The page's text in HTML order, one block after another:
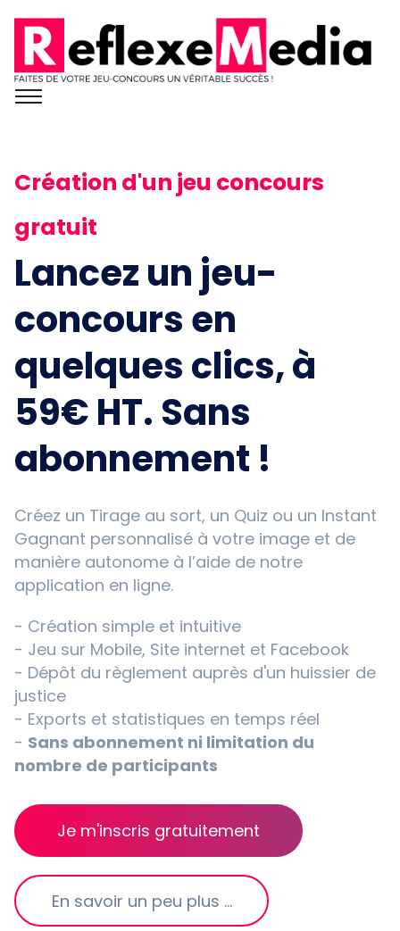
Création d'un jeu concours
gratuit
Lancez un jeu-
concours en
quelques clics, à
59€ HT. Sans
abonnement !
Créez un Tirage au sort, un Quiz ou un Instant
Gagnant personnalisé à votre image et de
manière autonome à l’aide de notre
application en ligne.
- Création simple et intuitive
- Jeu sur Mobile, Site internet et Facebook
- Dépôt du règlement auprès d'un huissier de
justice
- Exports et statistiques en temps réel
- Sans abonnement ni limitation du
nombre de participants
Je m'inscris gratuitement
En savoir un peu plus …